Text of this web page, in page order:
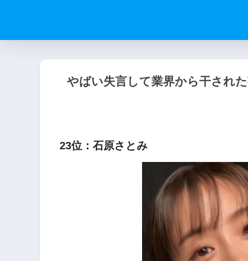
やばい失言して業界から干され
23位：石原さとみ